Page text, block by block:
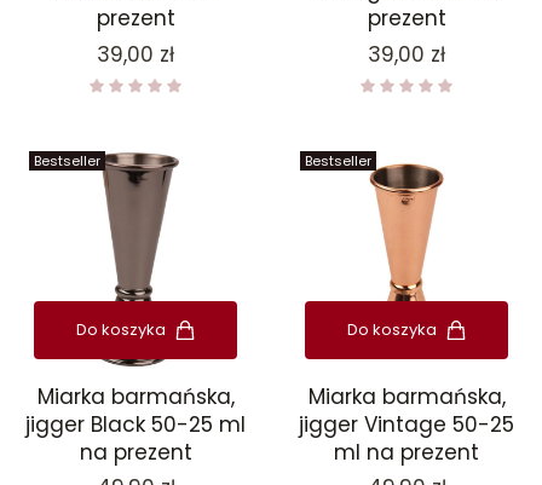
prezent
Cena
39,00 zł
prezent
Cena
39,00 zł
Bestseller
Do koszyka
Miarka barmańska,
jigger Black 50-25 ml
na prezent
Bestseller
Do koszyka
Miarka barmańska,
jigger Vintage 50-25
ml na prezent